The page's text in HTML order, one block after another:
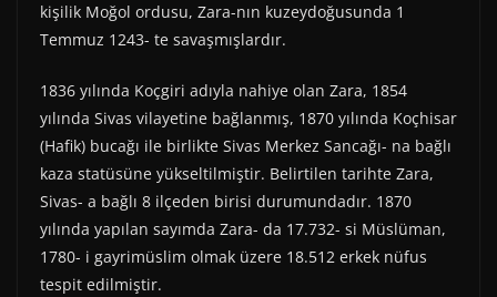
kişilik Moğol ordusu, Zara-nın kuzeydoğusunda 1
Temmuz 1243- te savaşmışlardır.
1836 yılında Koçgiri adıyla nahiye olan Zara, 1854
yılında Sivas vilayetine bağlanmış, 1870 yılında Koçhisar
(Hafik) bucağı ile birlikte Sivas Merkez Sancağı- na bağlı
kaza statüsüne yükseltilmiştir. Belirtilen tarihte Zara,
Sivas- a bağlı 8 ilçeden birisi durumundadır. 1870
yılında yapılan sayımda Zara- da 17.732- si Müslüman,
1780- i gayrimüslim olmak üzere 18.512 erkek nüfus
tespit edilmiştir.